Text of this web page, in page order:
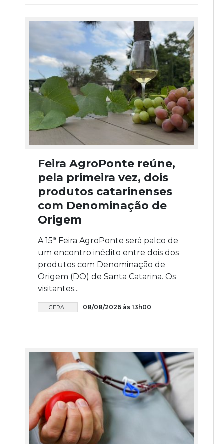
Feira AgroPonte reúne,
pela primeira vez, dois
produtos catarinenses
com Denominação de
Origem
A 15ª Feira AgroPonte será palco de
um encontro inédito entre dois dos
produtos com Denominação de
Origem (DO) de Santa Catarina. Os
visitantes...
GERAL 08/08/2026 às 13h00